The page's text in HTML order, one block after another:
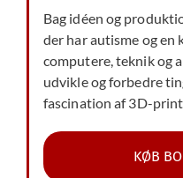
Bag idéen og
der har autisme og
computere, teknik og
udvikle og forbedre
fascination af 3D-
KØB